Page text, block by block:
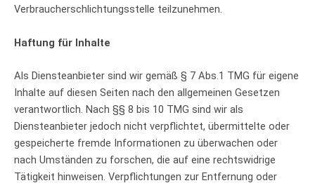
Verbraucherschlichtungsstelle teilzunehmen.
Haftung für Inhalte
Als Diensteanbieter sind wir gemäß § 7 Abs.1 TMG für eigene
Inhalte auf diesen Seiten nach den allgemeinen Gesetzen
verantwortlich. Nach §§ 8 bis 10 TMG sind wir als
Diensteanbieter jedoch nicht verpflichtet, übermittelte oder
gespeicherte fremde Informationen zu überwachen oder
nach Umständen zu forschen, die auf eine rechtswidrige
Tätigkeit hinweisen. Verpflichtungen zur Entfernung oder